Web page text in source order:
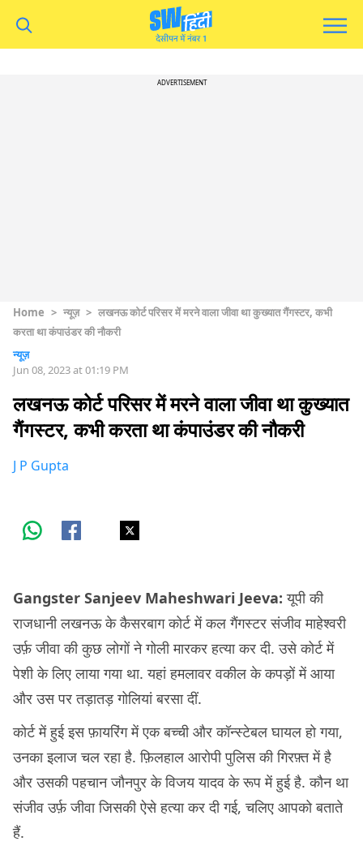
ADVERTISEMENT
Home > न्यूज़ > लखनऊ कोर्ट परिसर में मरने वाला जीवा था कुख्यात गैंगस्टर, कभी
करता था कंपाउंडर की नौकरी
न्यूज़
Jun 08, 2023 at 01:19 PM
लखनऊ कोर्ट परिसर में मरने वाला जीवा था कुख्यात
गैंगस्टर, कभी करता था कंपाउंडर की नौकरी
J P Gupta
Gangster Sanjeev Maheshwari Jeeva:यूपी की
राजधानी लखनऊ के कैसरबाग कोर्ट में कल गैंगस्टर संजीव माहेश्वरी
उर्फ़ जीवा की कुछ लोगों ने गोली मारकर हत्या कर दी. उसे कोर्ट में
पेशी के लिए लाया गया था. यहां हमलावर वकील के कपड़ों में आया
और उस पर तड़ातड़ गोलियां बरसा दीं.
कोर्ट में हुई इस फ़ायरिंग में एक बच्ची और कॉन्स्टेबल घायल हो गया,
उनका इलाज चल रहा है. फ़िलहाल आरोपी पुलिस की गिरफ़्त में है
और उसकी पहचान जौनपुर के विजय यादव के रूप में हुई है. कौन था
संजीव उर्फ़ जीवा जिसकी ऐसे हत्या कर दी गई, चलिए आपको बताते
हैं.